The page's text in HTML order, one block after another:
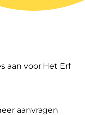
aan voor Het Erf
aanvragen